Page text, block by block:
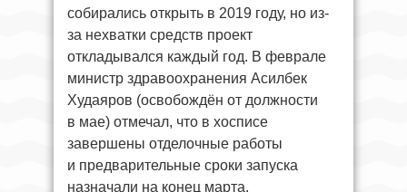
собирались открыть в 2019 году, но из-
за нехватки средств проект
откладывался каждый год. В феврале
министр здравоохранения Асилбек
Худаяров (освобождён от должности
в мае) отмечал, что в хосписе
завершены отделочные работы
и предварительные сроки запуска
назначали на конец марта.